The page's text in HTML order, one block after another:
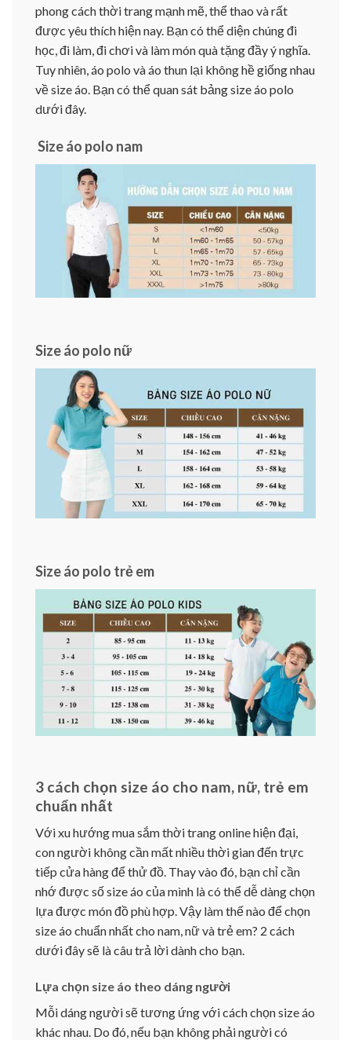
phong cách thời trang mạnh mẽ, thể thao và rất
được yêu thích hiện nay. Bạn có thể diện chúng đi
học, đi làm, đi chơi và làm món quà tặng đầy ý nghĩa.
Tuy nhiên, áo polo và áo thun lại không hề giống nhau
về size áo. Bạn có thể quan sát bảng size áo polo
dưới đây.
Size áo polo nam
Size áo polo nữ
Size áo polo trẻ em
3 cách chọn size áo cho nam, nữ, trẻ em
chuẩn nhất
Với xu hướng mua sắm thời trang online hiện đại,
con người không cần mất nhiều thời gian đến trực
tiếp cửa hàng để thử đồ. Thay vào đó, bạn chỉ cần
nhớ được số size áo của mình là có thể dễ dàng chọn
lựa được món đồ phù hợp. Vậy làm thế nào để chọn
size áo chuẩn nhất cho nam, nữ và trẻ em? 2 cách
dưới đây sẽ là câu trả lời dành cho bạn.
Lựa chọn size áo theo dáng người
Mỗi dáng người sẽ tương ứng với cách chọn size áo
khác nhau. Do đó, nếu bạn không phải người có